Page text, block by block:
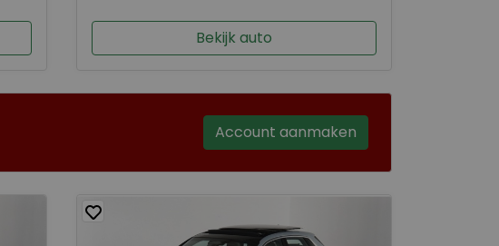
Bekijk auto
Account aanmaken